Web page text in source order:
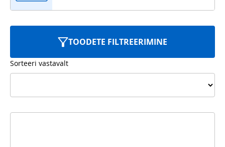
TOODETE FILTREERIMINE
Sorteeri vastavalt